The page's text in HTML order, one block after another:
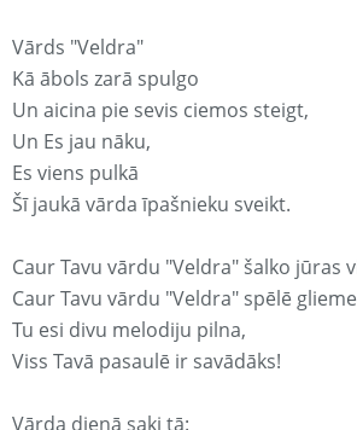
Vārds "Veldra"
Kā ābols zarā spulgo
Un aicina pie sevis ciemos steigt,
Un Es jau nāku,
Es viens pulkā
Šī jaukā vārda īpašnieku sveikt.
Caur Tavu vārdu "Veldra" šalko jūras
Caur Tavu vārdu "Veldra" spēlē
Tu esi divu melodiju pilna,
Viss Tavā pasaulē ir savādāks!
Vārda dienā saki tā: